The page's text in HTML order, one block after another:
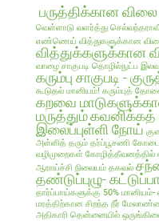
பருத்திக்கான விலை
வெள்ளாடு வளர்த்து
எண்ணெய் வித்துகளுக்கான விலை
வித்துக்களுக்கான
வாழை சாகுபடி தொழில்நுட்ப
கரும்பு சாகுபடி -
கூடுதல் மானியம்! கரும்புத்
கறவை
மருத்தும்கவனிக்கத்
இலைப்புள்ளி நோய்
அள்ளித் தரும் தர்ப்பூசணி கோடை
வழிமுறைகள் கோழித்தீவனத்தில்
ஆராய்ச்சி நிலையம் தகவல்
தண்டுப்புழு-
தார்ப்பாய்களுக்கு 50%
மரத்திற்கான சிறந்த நீர்
அதிகாரி தென்னையில்